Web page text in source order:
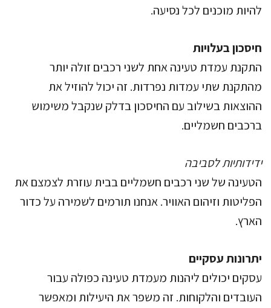
להיות מוכנים לכל נסיעה.
חיסכון בעלויות
התקנת עמדת טעינה אחת לשני רכבים זולה יותר
מהתקנת שתי עמדות נפרדות. זה יכול להוזיל את
ההוצאות בשילוב עם החיסכון בדלק שנקבל משימוש
ברכבים חשמליים.
ידידותיות לסביבה
הטעינה של שני רכבים חשמליים בבית עוזרת לצמצם את
הפליטות וזיהום האוויר. אנחנו תורמים לשמירה על כדור
הארץ.
יתרונות עסקיים
עסקים יכולים ליהנות מעמדת טעינה כפולה עבור
העובדים והלקוחות. זה משפר את היעילות ומאפשר